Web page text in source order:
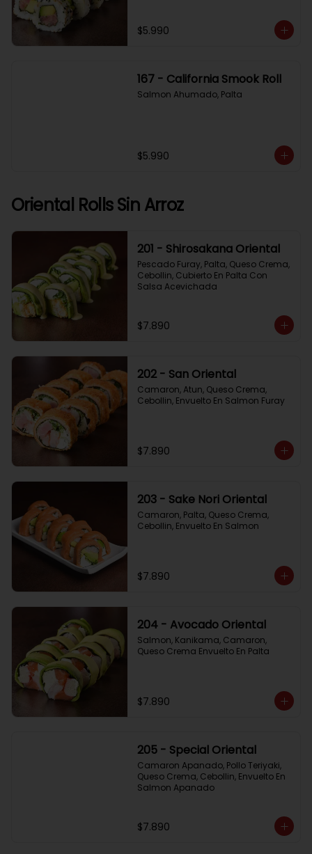
$5.990
167 - California Smook Roll
Salmon Ahumado, Palta
$5.990
Oriental Rolls Sin Arroz
201 - Shirosakana Oriental
Pescado Furay, Palta, Queso Crema,
Cebollin, Cubierto En Palta Con
Salsa Acevichada
$7.890
202 - San Oriental
Camaron, Atun, Queso Crema,
Cebollin, Envuelto En Salmon Furay
$7.890
203 - Sake Nori Oriental
Camaron, Palta, Queso Crema,
Cebollin, Envuelto En Salmon
$7.890
204 - Avocado Oriental
Salmon, Kanikama, Camaron,
Queso Crema Envuelto En Palta
$7.890
205 - Special Oriental
Camaron Apanado, Pollo Teriyaki,
Queso Crema, Cebollin, Envuelto En
Salmon Apanado
$7.890